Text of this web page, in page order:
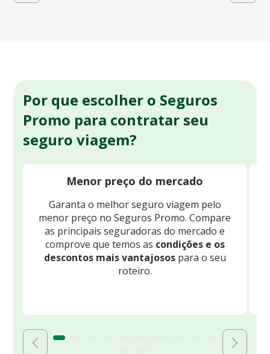
Por que escolher o Seguros
Promo para contratar seu
seguro viagem?
Menor preço do mercado
Garanta o melhor seguro viagem pelo
menor preço no Seguros Promo. Compare
as principais seguradoras do mercado e
comprove que temos as condições e os
descontos mais vantajosospara o seu
roteiro.